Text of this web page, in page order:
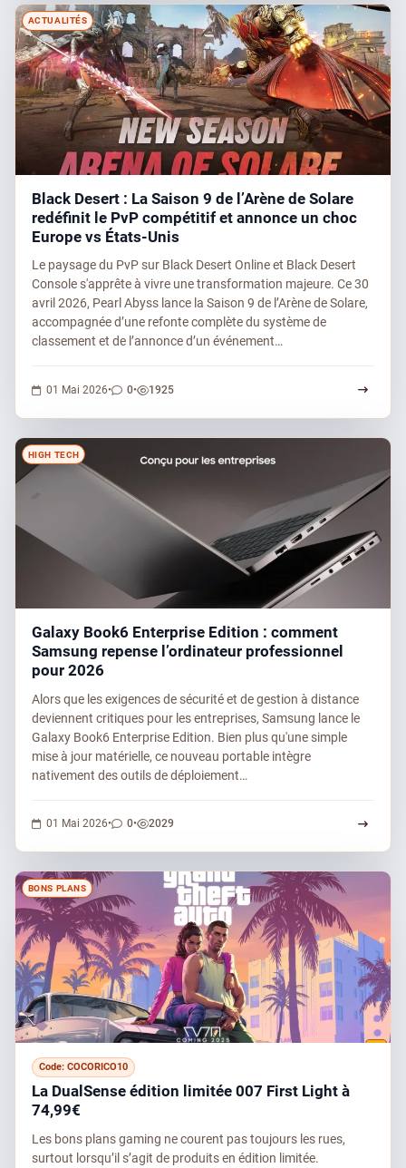
ACTUALITÉS
Black Desert : La Saison 9 de l’Arène de Solare
redéfinit le PvP compétitif et annonce un choc
Europe vs États-Unis
Le paysage du PvP sur Black Desert Online et Black Desert
Console s'apprête à vivre une transformation majeure. Ce 30
avril 2026, Pearl Abyss lance la Saison 9 de l’Arène de Solare,
accompagnée d’une refonte complète du système de
classement et de l’annonce d’un événement…
01 Mai 2026• 0
0 commentaires
• 1925
1925 vues
HIGH TECH
Galaxy Book6 Enterprise Edition : comment
Samsung repense l’ordinateur professionnel
pour 2026
Alors que les exigences de sécurité et de gestion à distance
deviennent critiques pour les entreprises, Samsung lance le
Galaxy Book6 Enterprise Edition. Bien plus qu'une simple
mise à jour matérielle, ce nouveau portable intègre
nativement des outils de déploiement…
01 Mai 2026• 0
0 commentaires
• 2029
2029 vues
BONS PLANS
Code: COCORICO10
La DualSense édition limitée 007 First Light à
74,99€
Les bons plans gaming ne courent pas toujours les rues,
surtout lorsqu’il s’agit de produits en édition limitée.